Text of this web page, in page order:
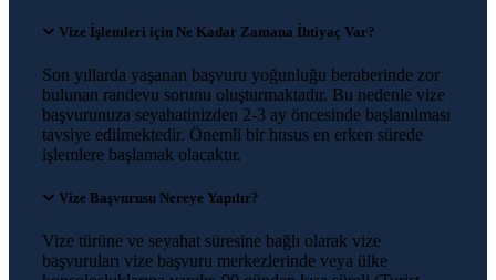
Vize İşlemleri için Ne Kadar Zamana İhtiyaç Var?
Son yıllarda yaşanan başvuru yoğunluğu beraberinde zor
bulunan randevu sorunu oluşturmaktadır. Bu nedenle vize
başvurunuza seyahatinizden 2-3 ay öncesinde başlanılması
tavsiye edilmektedir. Önemli bir husus en erken sürede
işlemlere başlamak olacaktır.
Vize Başvurusu Nereye Yapılır?
Vize türüne ve seyahat süresine bağlı olarak vize
başvuruları vize başvuru merkezlerinde veya ülke